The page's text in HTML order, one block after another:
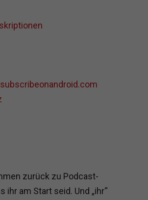
zurück zu Podcast-
ihr am Start seid. Und „ihr“